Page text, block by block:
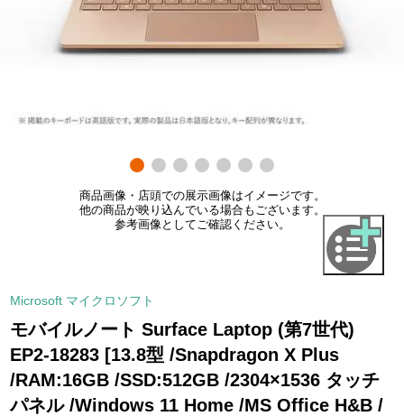
商品画像・店頭での展示画像はイメージです。
他の商品が映り込んでいる場合もございます。
参考画像としてご確認ください。
Microsoft マイクロソフト
モバイルノート Surface Laptop (第7世代)
EP2-18283 [13.8型 /Snapdragon X Plus
/RAM:16GB /SSD:512GB /2304×1536 タッチ
パネル /Windows 11 Home /MS Office H&B /